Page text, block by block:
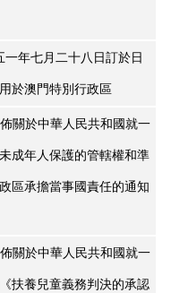
年七月二十八日訂於日
於澳門特別行政區
關於中華人民共和國就一
成年人保護的管轄權和準
區承擔當事國責任的通知
關於中華人民共和國就一
扶養兒童義務判決的承認